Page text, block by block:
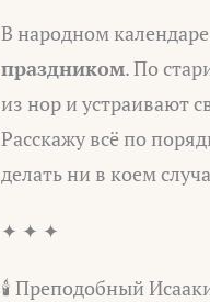
В народном календаре
праздником. По
из нор и устраивают
Расскажу всё по
делать ни в коем
✦ ✦ ✦
🕯 Преподобный